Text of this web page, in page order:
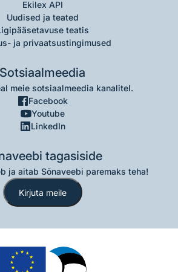
Ekilex API
Uudised ja teated
teatis
ja privaatsustingimused
Sotsiaalmeedia
meie sotsiaalmeedia kanalitel.
Facebook
Youtube
LinkedIn
tagasiside
ja aitab Sõnaveebi paremaks teha!
Kirjuta meile